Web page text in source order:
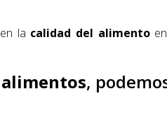
la calidad del alimentoen
alimentos,